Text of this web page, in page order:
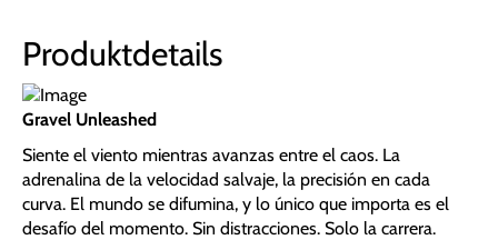
Produktdetails
Gravel Unleashed
Siente el viento mientras avanzas entre el caos. La
adrenalina de la velocidad salvaje, la precisión en cada
curva. El mundo se difumina, y lo único que importa es el
desafío del momento. Sin distracciones. Solo la carrera.